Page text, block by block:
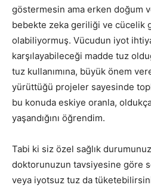
göstermesin ama erken doğum
bebekte zeka geriliği ve cücelik
olabiliyormuş. Vücudun iyot
karşılayabileceği madde tuz
tuz kullanımına, büyük önem
yürüttüğü projeler sayesinde
bu konuda eskiye oranla,
yaşandığını öğrendim.
Tabi ki siz özel sağlık
doktorunuzun tavsiyesine göre
veya iyotsuz tuz da